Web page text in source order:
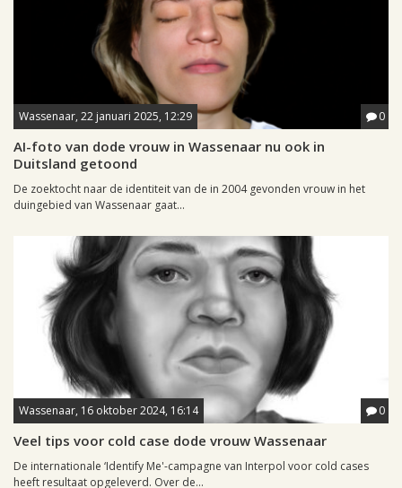
Wassenaar, 22 januari 2025, 12:29 0
AI-foto van dode vrouw in Wassenaar nu ook in
Duitsland getoond
De zoektocht naar de identiteit van de in 2004 gevonden vrouw in het
duingebied van Wassenaar gaat...
Wassenaar, 16 oktober 2024, 16:14 0
Veel tips voor cold case dode vrouw Wassenaar
De internationale ‘Identify Me'-campagne van Interpol voor cold cases
heeft resultaat opgeleverd. Over de...